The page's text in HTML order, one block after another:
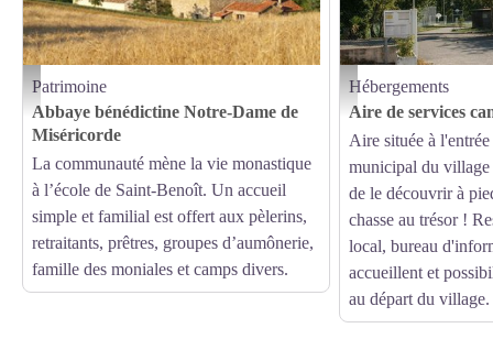
Abbaye de Rosans
Patrimoine
Abbaye bénédictine Notre-Dame de
Miséricorde
La communauté mène la vie monastique
à l’école de Saint-Benoît. Un accueil
simple et familial est offert aux pèlerins,
retraitants, prêtres, groupes d’aumônerie,
famille des moniales et camps divers.
L'entrée - Office de
Hébergements
Aire de services
Aire située à
municipal du
de le découvrir à
chasse au trésor !
local, bureau
accueillent et
au départ du village.